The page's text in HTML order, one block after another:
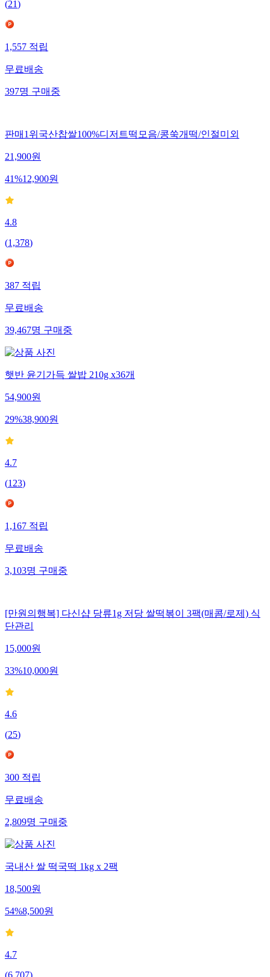
(21)
1,557적립
무료배송
397명구매중
판매1위국산찹쌀100%디저트떡모음/콩쑥개떡/인절미외
21,900원
41%12,900원
4.8
(1,378)
387적립
무료배송
39,467명구매중
햇반 윤기가득 쌀밥 210g x36개
54,900원
29%38,900원
4.7
(123)
1,167적립
무료배송
3,103명구매중
[만원의행복] 다신샵 당류1g 저당 쌀떡볶이 3팩(매콤/로제) 식
단관리
15,000원
33%10,000원
4.6
(25)
300적립
무료배송
2,809명구매중
국내산 쌀 떡국떡 1kg x 2팩
18,500원
54%8,500원
4.7